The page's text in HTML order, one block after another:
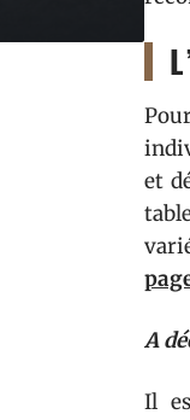
et
A
Il